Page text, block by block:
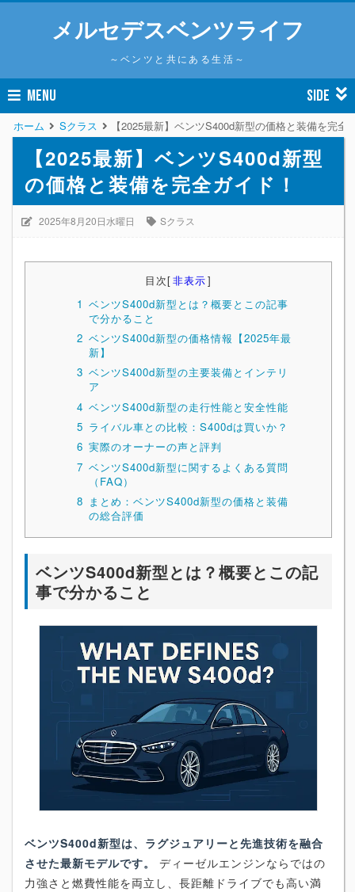
メルセデスベンツライフ
～ベンツと共にある生活～
MENU SIDE
ホーム Sクラス 【2025最新】ベンツS400d新型の価格と装備を完全
【2025最新】ベンツS400d新型
の価格と装備を完全ガイド！
2025年8月20日水曜日 Sクラス
目次[非表示]
1 ベンツS400d新型とは？概要とこの記事
で分かること
2 ベンツS400d新型の価格情報【2025年最
新】
3 ベンツS400d新型の主要装備とインテリ
ア
4 ベンツS400d新型の走行性能と安全性能
5 ライバル車との比較：S400dは買いか？
6 実際のオーナーの声と評判
7 ベンツS400d新型に関するよくある質問
（FAQ）
8 まとめ：ベンツS400d新型の価格と装備
の総合評価
ベンツS400d新型とは？概要とこの記
事で分かること
ベンツS400d新型は、ラグジュアリーと先進技術を融合
させた最新モデルです。
ディーゼルエンジンならではの
力強さと燃費性能を両立し、長距離ドライブでも高い満